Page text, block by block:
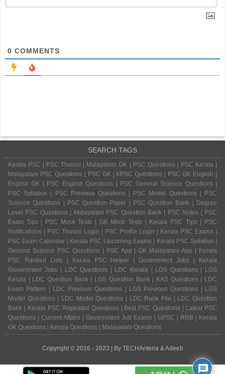
0 COMMENTS
SEARCH TAGS
Kerala PSC | PSC Thulasi | Malayalam GK | PSC Questions | PSC Kerala |
Malayalam PSC Questions | PSC GK | KPSC Questions | PSC GK English |
English GK | PSC English Questions | PSC General Science Questions |
PSC Syllabus | PSC Previous Questions | PSC Model Questions | PSC
Science Questions | PSC Question Paper | PSC Question Bank | Degree
Level PSC Questions | Malayalam PSC Question Bank | PSC Notes | PSC
Exam Tips | PSC Mock Tests | GK Mock Tests | Kerala PSC Tips | PSC
Notifications | PSC Thulasi Login | PSC Profile Login | Kerala PSC Exams |
PSC Exam Calendar | Kerala PSC Upcoming Exams | Kerala PSC Syllabus |
General Science PSC Questions | PSC App | GK Malayalam App | Kerala
PSC Ranked Lists | Kerala PSC Helper | Government Jobs | Kerala
Government Jobs | LDC Questions | LDC Kerala | LGS Questions | LGS
Kerala | LDC Question Bank | LGS Question Bank | KAS Questions | LDC
Exam Pattern | LDC Previous Questions | LGS Previous Questions | LGS
Model Questions | LDC Model Questions | LDC Rank File | LDC Question
Bank | Kerala PSC Repeated Questions | Best PSC Questions | Latest PSC
Questions | Current Affairs | Government Job Exams | UPSC | RRB | Kerala
GK Questions | Kerala Questions | Malayalam Questions
Copyright © 2016 - 2023 | By TECHAntena & Adeeb